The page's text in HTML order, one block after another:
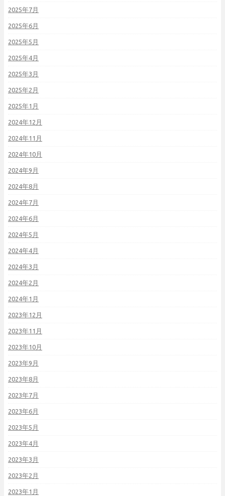
2025年7月
2025年6月
2025年5月
2025年4月
2025年3月
2025年2月
2025年1月
2024年12月
2024年11月
2024年10月
2024年9月
2024年8月
2024年7月
2024年6月
2024年5月
2024年4月
2024年3月
2024年2月
2024年1月
2023年12月
2023年11月
2023年10月
2023年9月
2023年8月
2023年7月
2023年6月
2023年5月
2023年4月
2023年3月
2023年2月
2023年1月